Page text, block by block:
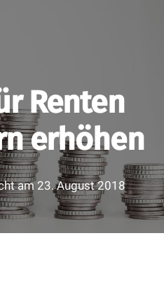
Renten
erhöhen
am23. August 2018